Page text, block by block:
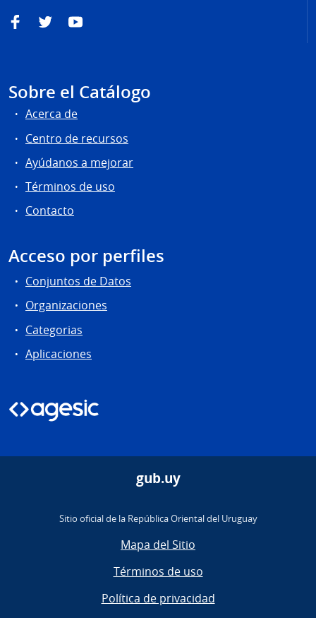
FacebookTwitterYouTube
Sobre el Catálogo
Acerca de
Centro de recursos
Ayúdanos a mejorar
Términos de uso
Contacto
Acceso por perfiles
Conjuntos de Datos
Organizaciones
Categorias
Aplicaciones
gub.uy
Sitio oficial de la República Oriental del Uruguay
Mapa del Sitio
Términos de uso
Política de privacidad